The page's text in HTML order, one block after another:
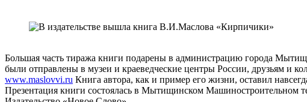
Большая часть тиража книги подарены в администрацию города
были отправлены в музеи и краеведческие центры России, друзьям и
www.maslovvi.ru Книга автора, как и пример его жизни, оставил
Презентация книги состоялась в Мытищинском Машиностроительном